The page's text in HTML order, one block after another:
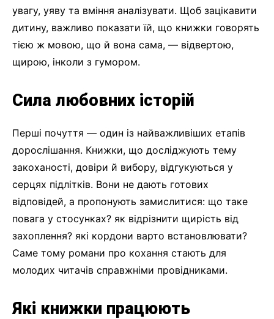
увагу, уяву та вміння аналізувати. Щоб зацікавити
дитину, важливо показати їй, що книжки говорять
тією ж мовою, що й вона сама, — відвертою,
щирою, інколи з гумором.
Сила любовних історій
Перші почуття — один із найважливіших етапів
дорослішання. Книжки, що досліджують тему
закоханості, довіри й вибору, відгукуються у
серцях підлітків. Вони не дають готових
відповідей, а пропонують замислитися: що таке
повага у стосунках? як відрізнити щирість від
захоплення? які кордони варто встановлювати?
Саме тому романи про кохання стають для
молодих читачів справжніми провідниками.
Які книжки працюють